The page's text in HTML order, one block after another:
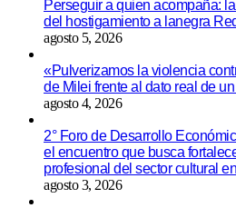
Perseguir a quien acompaña:
del hostigamiento a lanegra
agosto 5, 2026
«Pulverizamos la violencia
de Milei frente al dato real de
agosto 4, 2026
2° Foro de Desarrollo
el encuentro que busca
profesional del sector cultural
agosto 3, 2026